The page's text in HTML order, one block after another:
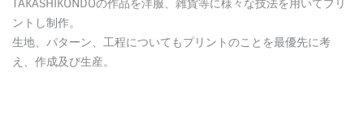
ントし制作。
生地、パターン、工程についてもプリントのことを最優先に考
え、作成及び生産。